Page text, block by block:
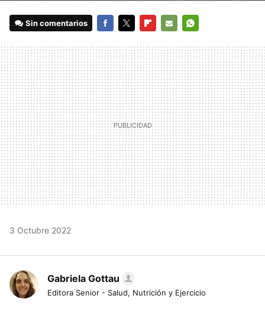
Sin comentarios
MAIL
3 Octubre 2022
Gabriela Gottau
Editora Senior - Salud, Nutrición y Ejercicio